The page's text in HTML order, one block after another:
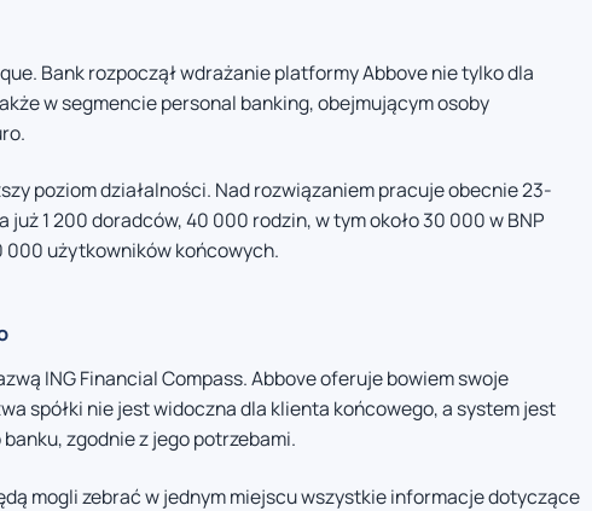
Bank rozpoczął wdrażanie platformy Abbove nie tylko dla
w segmencie personal banking, obejmującym osoby
poziom działalności. Nad rozwiązaniem pracuje obecnie 23-
1 200 doradców, 40 000 rodzin, w tym około 30 000 w BNP
000 użytkowników końcowych.
ING Financial Compass. Abbove oferuje bowiem swoje
spółki nie jest widoczna dla klienta końcowego, a system jest
zgodnie z jego potrzebami.
mogli zebrać w jednym miejscu wszystkie informacje dotyczące